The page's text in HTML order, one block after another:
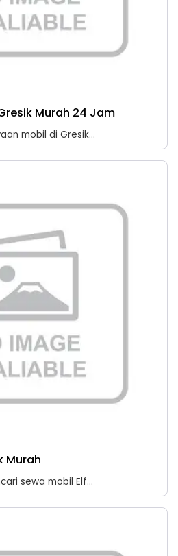
Murah 24 Jam
mobil di Gresik...
Murah
sewa mobil Elf...